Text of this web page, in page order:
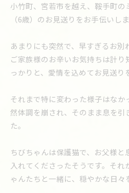
小竹町、宮若市を越え、鞍手町
（6歳）のお見送りをお手伝いしま
あまりにも突然で、早すぎるお別
ご家族様のお辛いお気持ちは計
っかりと、愛情を込めてお見送り
それまで特に変わった様子はな
然体調を崩され、そのまま息を引
た。
ちびちゃんは保護猫で、お父様と
入れてくださったそうです。それ
ゃんたちと一緒に、穏やかな日々